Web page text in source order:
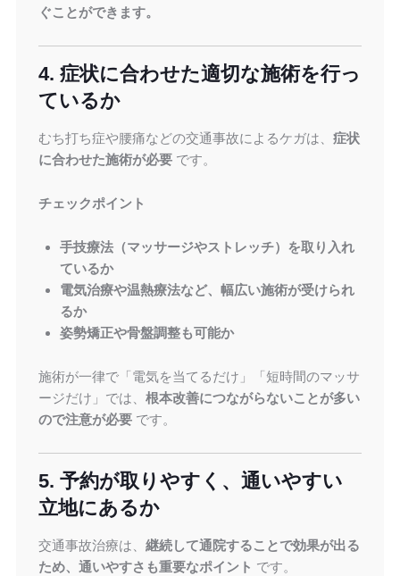
ぐことができます。
4. 症状に合わせた適切な施術を行っ
ているか
むち打ち症や腰痛などの交通事故によるケガは、 症状
に合わせた施術が必要です。
チェックポイント
手技療法（マッサージやストレッチ）を取り入れ
ているか
電気治療や温熱療法など、幅広い施術が受けられ
るか
姿勢矯正や骨盤調整も可能か
施術が一律で「電気を当てるだけ」「短時間のマッサ
ージだけ」では、 根本改善につながらないことが多い
ので注意が必要です。
5. 予約が取りやすく、通いやすい
立地にあるか
交通事故治療は、 継続して通院することで効果が出る
ため、通いやすさも重要なポイント です。